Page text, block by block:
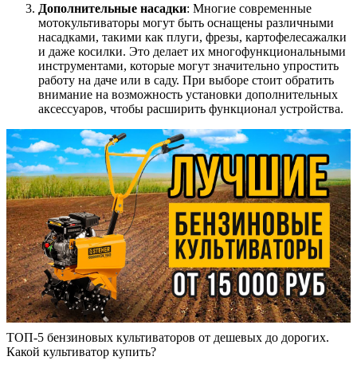
Дополнительные насадки: Многие современные
мотокультиваторы могут быть оснащены различными
насадками, такими как плуги, фрезы, картофелесажалки
и даже косилки. Это делает их многофункциональными
инструментами, которые могут значительно упростить
работу на даче или в саду. При выборе стоит обратить
внимание на возможность установки дополнительных
аксессуаров, чтобы расширить функционал устройства.
ТОП-5 бензиновых культиваторов от дешевых до дорогих.
Какой культиватор купить?